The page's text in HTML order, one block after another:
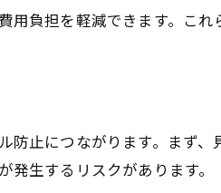
で徹底比較
メリット
防止
因
負担を軽減できます。これ
止につながります。まず
生するリスクがあります。